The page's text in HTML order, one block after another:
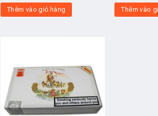
Thêm vào giỏ hàng Thêm vào